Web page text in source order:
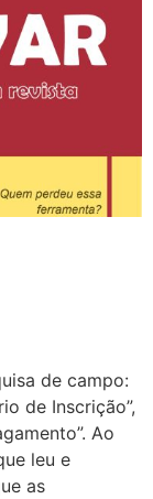
de campo:
de Inscrição”,
Ao
leu e
as